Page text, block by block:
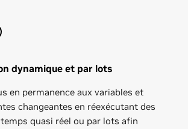
dynamique et par lots
en permanence aux variables et
changeantes en réexécutant des
quasi réel ou par lots afin